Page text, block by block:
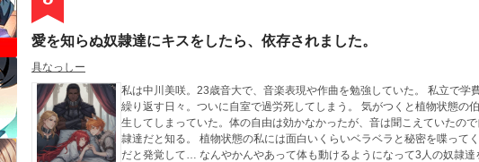
愛を知らぬ奴隷達にキスをしたら、依存されました。
具なっしー
私は中川美咲。23歳音大で、音楽表現や作曲を勉強していた。 私立で学
繰り返す日々。ついに自室で過労死してしまう。 気がつくと植物状態の
生してしまっていた。体の自由は効かなかったが、音は聞こえていたの
隷達だと知る。 植物状態の私には面白いくらいベラベラと秘密を喋って
だと発覚して… なんやかんやあって体も動けるようになって3人の奴隷達を解放したり、魔力チートが発覚した